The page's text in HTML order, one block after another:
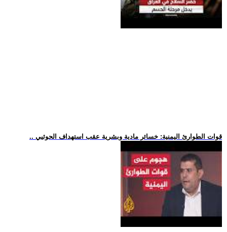
.. قوات الطوارئ اليمنية: خسائر مادية وبشرية عقب استهداف الحوثيي